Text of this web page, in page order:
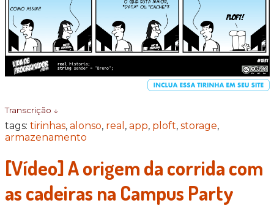
Transcrição ↓
tags: tirinhas, alonso, real , app, ploft, storage,
armazenamento
[Vídeo] A origem da corrida com
as cadeiras na Campus Party